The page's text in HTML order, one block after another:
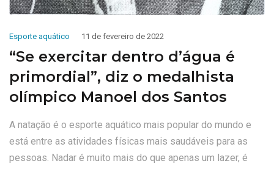
Esporte aquático 11 de fevereiro de 2022
“Se exercitar dentro d’água é
primordial”, diz o medalhista
olímpico Manoel dos Santos
A natação é o esporte aquático mais popular do mundo e
está entre as atividades físicas mais saudáveis para as
pessoas. Nadar é muito mais do que apenas um lazer, é